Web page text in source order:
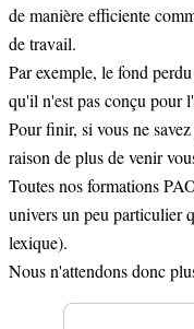
de manière efficiente
de travail.
Par exemple, le fond
qu'il n'est pas conçu pour
Pour finir, si vous ne
raison de plus de venir
Toutes nos formations
univers un peu particulier
lexique).
Nous n'attendons donc